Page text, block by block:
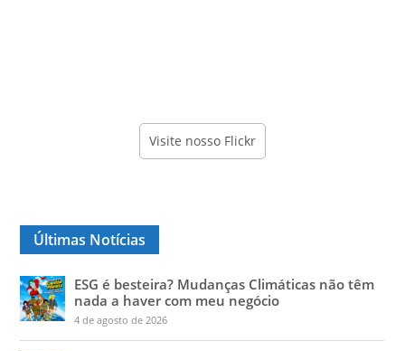
Visite nosso Flickr
Últimas Notícias
ESG é besteira? Mudanças Climáticas não têm
nada a haver com meu negócio
4 de agosto de 2026